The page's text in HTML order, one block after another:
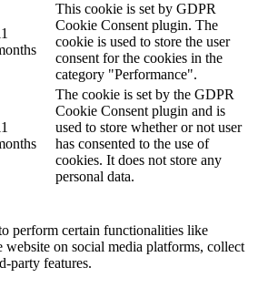
This cookie is set by GDPR
Cookie Consent plugin. The
cookie is used to store the user
consent for the cookies in the
category "Performance".
The cookie is set by the GDPR
Cookie Consent plugin and is
used to store whether or not user
has consented to the use of
cookies. It does not store any
personal data.
perform certain functionalities like
website on social media platforms, collect
party features.